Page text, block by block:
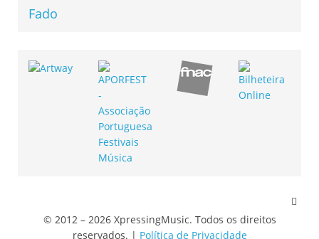
Fado
© 2012 – 2026 XpressingMusic. Todos os direitos
reservados. | Política de Privacidade